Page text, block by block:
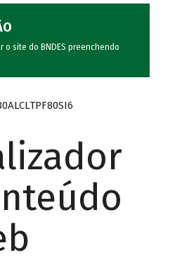
o site do BNDES preenchendo